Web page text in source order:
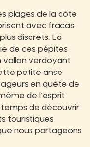
plages de la côte
avec fracas.
discrets. La
de ces pépites
vallon verdoyant
petite anse
en quête de
de l’esprit
de découvrir
touristiques
nous partageons